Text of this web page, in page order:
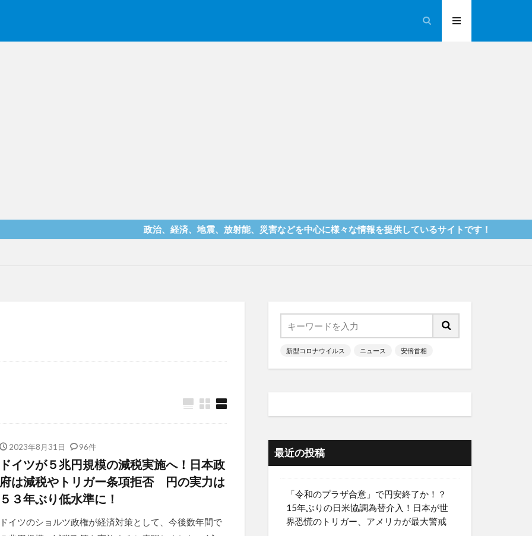
政治、経済、地震、放射能、災害などを中心に様々な情報を提供しているサイトです！
2023年8月31日 96件
ドイツが５兆円規模の減税実施へ！日本政
府は減税やトリガー条項拒否 円の実力は
５３年ぶり低水準に！
ドイツのショルツ政権が経済対策として、今後数年間で
新型コロナウイルス ニュース 安倍首相
最近の投稿
「令和のプラザ合意」で円安終了か！？
15年ぶりの日米協調為替介入！日本が世
界恐慌のトリガー、アメリカが最大警戒